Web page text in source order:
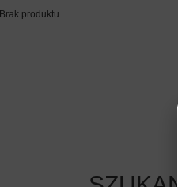
Brak produktu